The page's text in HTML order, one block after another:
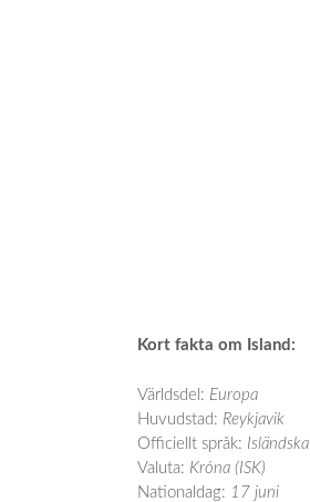
Kort fakta om Island:
Världsdel: Europa
Huvudstad: Reykjavik
Officiellt språk: Isländska
Valuta: Króna (ISK)
Nationaldag: 17 juni